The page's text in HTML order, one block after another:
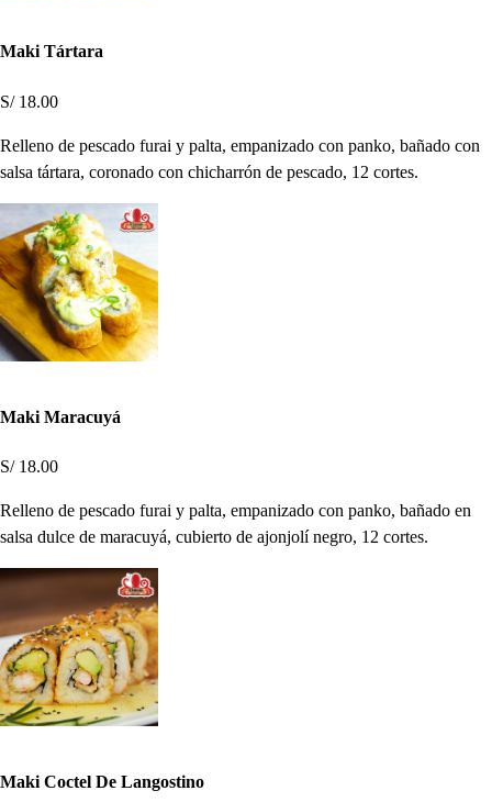
Maki Tártara
S/ 18.00
Relleno de pescado furai y palta, empanizado con panko, bañado con
salsa tártara, coronado con chicharrón de pescado, 12 cortes.
Maki Maracuyá
S/ 18.00
Relleno de pescado furai y palta, empanizado con panko, bañado en
salsa dulce de maracuyá, cubierto de ajonjolí negro, 12 cortes.
Maki Coctel De Langostino